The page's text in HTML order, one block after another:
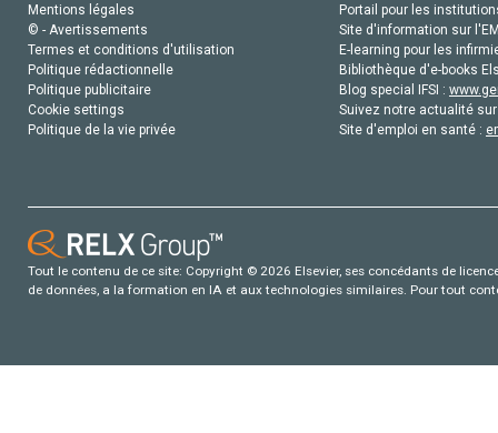
Mentions légales
© - Avertissements
Termes et conditions d'utilisation
Politique rédactionnelle
Politique publicitaire
Cookie settings
Politique de la vie privée
Portail pour les
Site d'information sur
E-learning pour les
Bibliothèque d'e-books
Blog special IFSI :
Suivez notre actualité
Site d'emploi en santé :
Tout le contenu de ce site: Copyright © 2026 Elsevier, ses concédants de
de données, a la formation en IA et aux technologies similaires. Pour tout